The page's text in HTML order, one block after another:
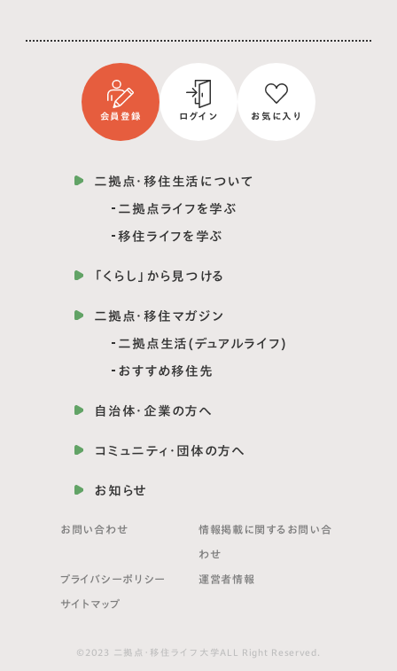
会員登録 ログイン お気に入り
二拠点・移住生活について
二拠点ライフを学ぶ
移住ライフを学ぶ
「くらし」から見つける
二拠点・移住マガジン
二拠点生活(デュアルライフ)
おすすめ移住先
自治体・企業の方へ
コミュニティ・団体の方へ
お知らせ
お問い合わせ 情報掲載に関する お問い合
わせ
プライバシーポリシー 運営者情報
サイトマップ
©2023 二拠点・移住ライフ大学ALL Right Reserved.